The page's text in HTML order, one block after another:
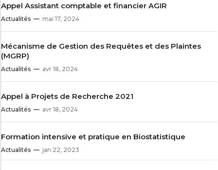
Appel Assistant comptable et financier AGIR
Actualités mai 17, 2024
Mécanisme de Gestion des Requêtes et des Plaintes
(MGRP)
Actualités avr 18, 2024
Appel à Projets de Recherche 2021
Actualités avr 18, 2024
Formation intensive et pratique en Biostatistique
Actualités jan 22, 2023